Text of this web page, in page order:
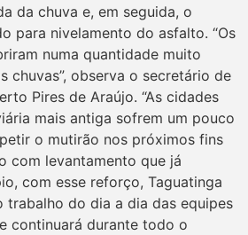
da chuva e, em seguida, o
para nivelamento do asfalto. “Os
numa quantidade muito
chuvas”, observa o secretário de
Pires de Araújo. “As cidades
mais antiga sofrem um pouco
o mutirão nos próximos fins
com levantamento que já
com esse reforço, Taguatinga
trabalho do dia a dia das equipes
continuará durante todo o